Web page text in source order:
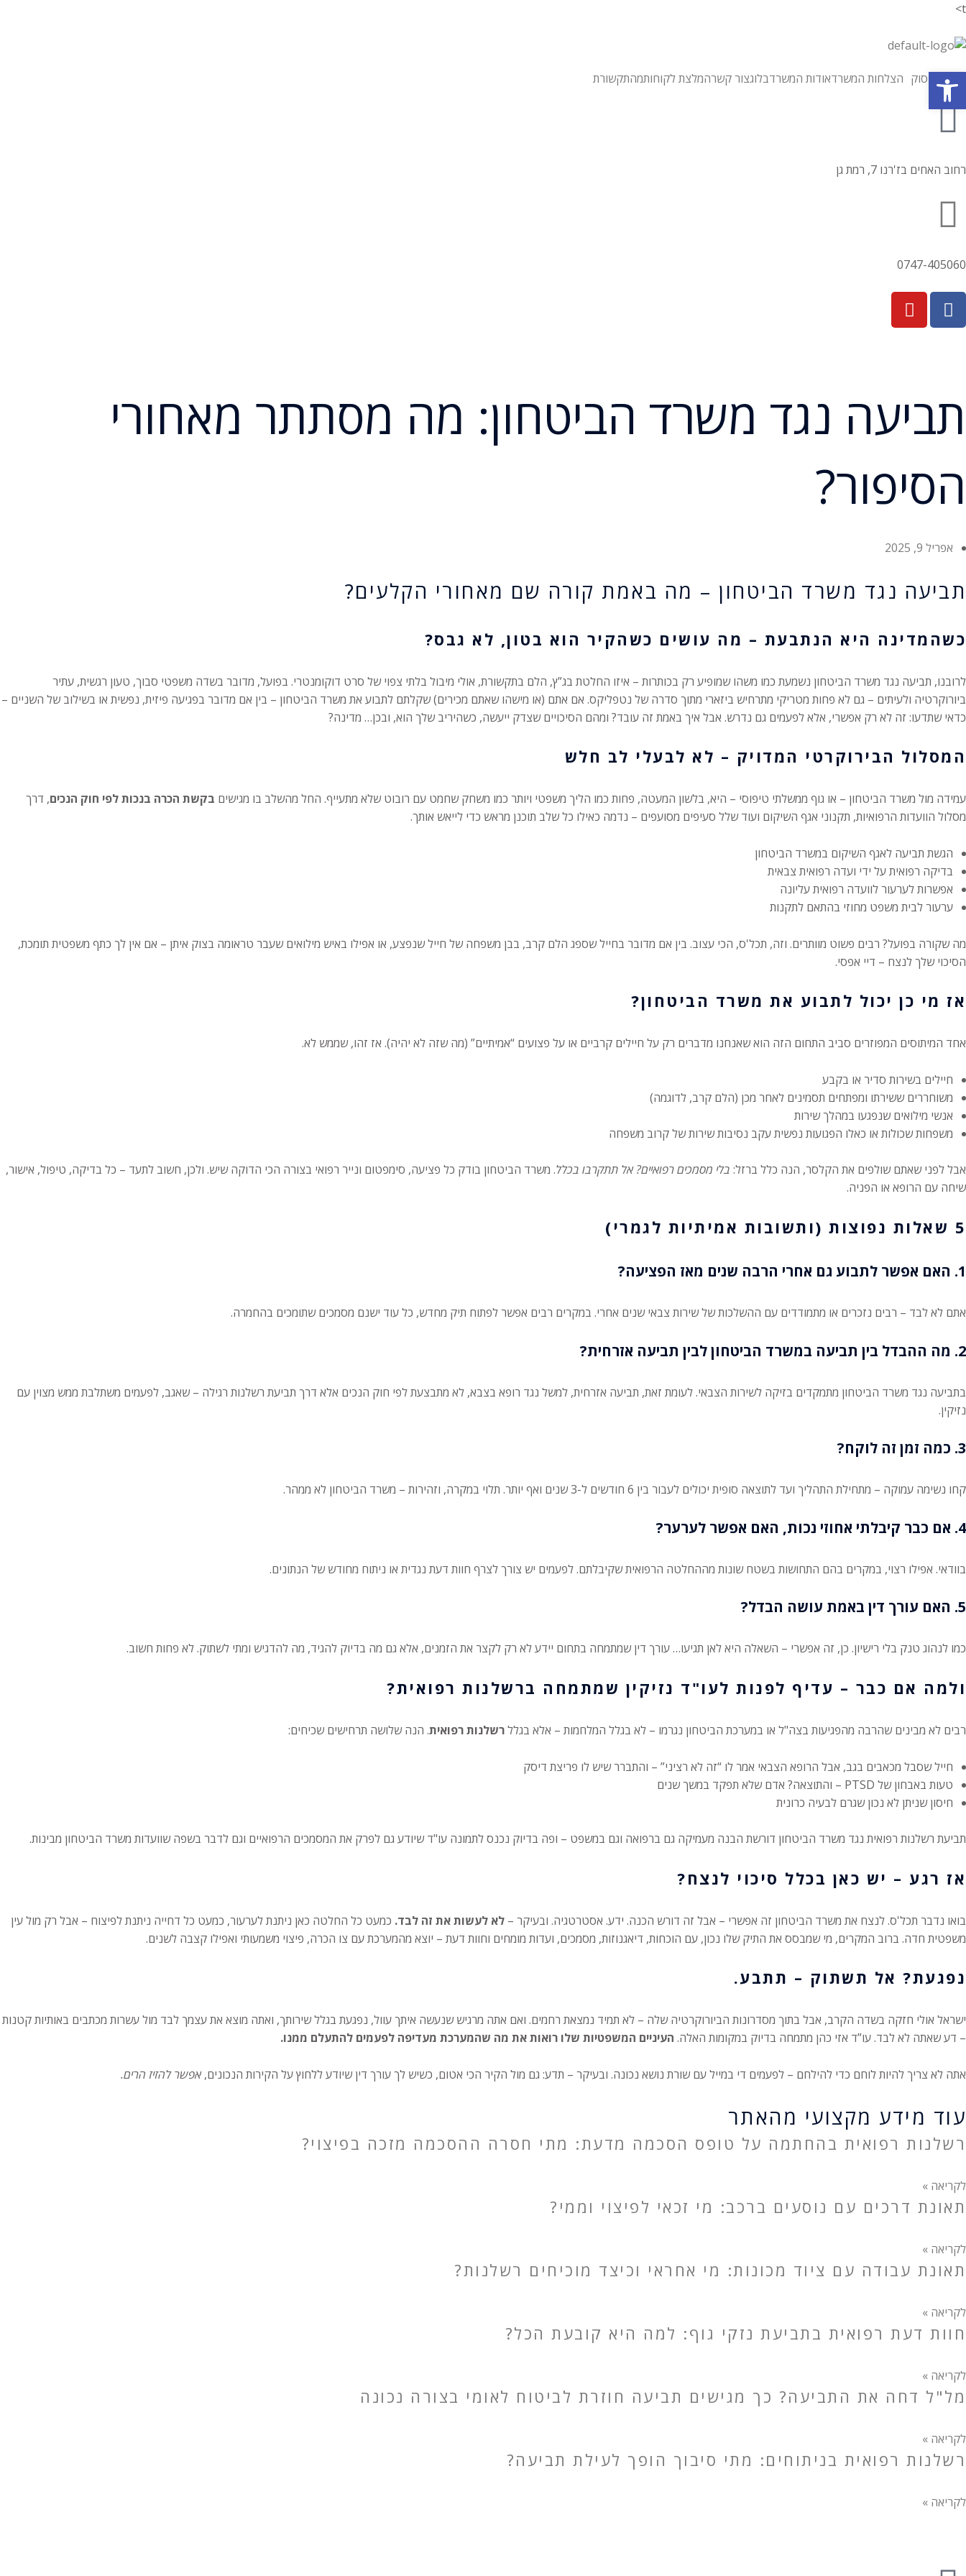
t>
תחומי עיסוק הצלחות המשרדאודות המשרדבלוגצור קשרהמלצת לקוחותמהתקשורת
רחוב האחים בז'רנו 7, רמת גן
0747-405060
תביעה נגד משרד הביטחון: מה מסתתר מאחורי
הסיפור?
אפריל 9, 2025
תביעה נגד משרד הביטחון – מה באמת קורה שם מאחורי הקלעים?
כשהמדינה היא הנתבעת – מה עושים כשהקיר הוא בטון, לא גבס?
לרובנו, תביעה נגד משרד הביטחון נשמעת כמו משהו שמופיע רק בכותרות – איזו החלטת בג”ץ, הלם בתקשורת, אולי מיבול בלתי צפוי של סרט דוקומנטרי. בפועל, מדובר בשדה משפטי סבוך, טעון רגשית, עתיר
ביורוקרטיה ולעיתים – גם לא פחות מטריקי מתרחיש ביזארי מתוך סדרה של נטפליקס. אם אתם (או מישהו שאתם מכירים) שקלתם לתבוע את משרד הביטחון – בין אם מדובר בפגיעה פיזית, נפשית או בשילוב של השניים –
כדאי שתדעו: זה לא רק אפשרי, אלא לפעמים גם נדרש. אבל איך באמת זה עובד? ומהם הסיכויים שצדק ייעשה, כשהיריב שלך הוא, ובכן… מדינה?
המסלול הבירוקרטי המדויק – לא לבעלי לב חלש
עמידה מול משרד הביטחון – או גוף ממשלתי טיפוסי – היא, בלשון המעטה, פחות כמו הליך משפטי ויותר כמו משחק שחמט עם רובוט שלא מתעייף. החל מהשלב בו מגישים בקשת הכרה בנכות לפי חוק הנכים, דרך
מסלול הוועדות הרפואיות, תקנוני אגף השיקום ועוד שלל סעיפים מסועפים – נדמה כאילו כל שלב תוכנן מראש כדי לייאש אותך.
הגשת תביעה לאגף השיקום במשרד הביטחון
בדיקה רפואית על ידי ועדה רפואית צבאית
אפשרות לערעור לוועדה רפואית עליונה
ערעור לבית משפט מחוזי בהתאם לתקנות
מה שקורה בפועל? רבים פשוט מוותרים. וזה, תכל'ס, הכי עצוב. בין אם מדובר בחייל שספג הלם קרב, בבן משפחה של חייל שנפצע, או אפילו באיש מילואים שעבר טראומה בצוק איתן – אם אין לך כתף משפטית תומכת,
הסיכוי שלך לנצח – דיי אפסי.
אז מי כן יכול לתבוע את משרד הביטחון?
אחד המיתוסים המפוזרים סביב התחום הזה הוא שאנחנו מדברים רק על חיילים קרביים או על פצועים “אמיתיים” (מה שזה לא יהיה). אז זהו, שממש לא.
חיילים בשירות סדיר או בקבע
משוחררים ששירתו ומפתחים תסמינים לאחר מכן (הלם קרב, לדוגמה)
אנשי מילואים שנפגעו במהלך שירות
משפחות שכולות או כאלו הפגועות נפשית עקב נסיבות שירות של קרוב משפחה
אבל לפני שאתם שולפים את הקלסר, הנה כלל ברזל: בלי מסמכים רפואיים? אל תתקרבו בכלל. משרד הביטחון בודק כל פציעה, סימפטום ונייר רפואי בצורה הכי הדוקה שיש. ולכן, חשוב לתעד – כל בדיקה, טיפול, אישור,
שיחה עם הרופא או הפניה.
5 שאלות נפוצות (ותשובות אמיתיות לגמרי)
1. האם אפשר לתבוע גם אחרי הרבה שנים מאז הפציעה?
אתם לא לבד – רבים נזכרים או מתמודדים עם ההשלכות של שירות צבאי שנים אחרי. במקרים רבים אפשר לפתוח תיק מחדש, כל עוד ישנם מסמכים שתומכים בהחמרה.
2. מה ההבדל בין תביעה במשרד הביטחון לבין תביעה אזרחית?
בתביעה נגד משרד הביטחון מתמקדים בזיקה לשירות הצבאי. לעומת זאת, תביעה אזרחית, למשל נגד רופא בצבא, לא מתבצעת לפי חוק הנכים אלא דרך תביעת רשלנות רגילה – שאגב, לפעמים משתלבת ממש מצוין עם
נזיקין.
3. כמה זמן זה לוקח?
קחו נשימה עמוקה – מתחילת התהליך ועד לתוצאה סופית יכולים לעבור בין 6 חודשים ל-3 שנים ואף יותר. תלוי במקרה, וזהירות – משרד הביטחון לא ממהר.
4. אם כבר קיבלתי אחוזי נכות, האם אפשר לערער?
בוודאי. אפילו רצוי, במקרים בהם התחושות בשטח שונות מההחלטה הרפואית שקיבלתם. לפעמים יש צורך לצרף חוות דעת נגדית או ניתוח מחודש של הנתונים.
5. האם עורך דין באמת עושה הבדל?
כמו לנהוג טנק בלי רישיון. כן, זה אפשרי – השאלה היא לאן תגיעו… עורך דין שמתמחה בתחום יידע לא רק לקצר את הזמנים, אלא גם מה בדיוק להגיד, מה להדגיש ומתי לשתוק. לא פחות חשוב.
ולמה אם כבר – עדיף לפנות לעו"ד נזיקין שמתמחה ברשלנות רפואית?
רבים לא מבינים שהרבה מהפגיעות בצה"ל או במערכת הביטחון נגרמו – לא בגלל המלחמות – אלא בגללרשלנות רפואית. הנה שלושה תרחישים שכיחים:
חייל שסבל מכאבים בגב, אבל הרופא הצבאי אמר לו “זה לא רציני” – והתברר שיש לו פריצת דיסק
טעות באבחון של PTSD – והתוצאה? אדם שלא תפקד במשך שנים
חיסון שניתן לא נכון שגרם לבעיה כרונית
תביעת רשלנות רפואית נגד משרד הביטחון דורשת הבנה מעמיקה גם ברפואה וגם במשפט – ופה בדיוק נכנס לתמונה עו"ד שיודע גם לפרק את המסמכים הרפואיים וגם לדבר בשפה שוועדות משרד הביטחון מבינות.
אז רגע – יש כאן בכלל סיכוי לנצח?
בואו נדבר תכל'ס. לנצח את משרד הביטחון זה אפשרי – אבל זה דורש הכנה. ידע. אסטרטגיה. ובעיקר – לא לעשות את זה לבד. כמעט כל החלטה כאן ניתנת לערעור, כמעט כל דחייה ניתנת לפיצוח – אבל רק מול עין
משפטית חדה. ברוב המקרים, מי שמבסס את התיק שלו נכון, עם הוכחות, דיאגנוזות, מסמכים, ועדות מומחים וחוות דעת – יוצא מהמערכת עם צו הכרה, פיצוי משמעותי ואפילו קצבה לשנים.
נפגעת? אל תשתוק – תתבע.
ישראל אולי חזקה בשדה הקרב, אבל בתוך מסדרונות הביורוקרטיה שלה – לא תמיד נמצאת רחמים. ואם אתה מרגיש שנעשה איתך עוול, נפגעת בגלל שירותך, ואתה מוצא את עצמך לבד מול עשרות מכתבים באותיות קטנות
– דע שאתה לא לבד. עו”ד אזי כהן מתמחה בדיוק במקומות האלה. העיניים המשפטיות שלו רואות את מה שהמערכת מעדיפה לפעמים להתעלם ממנו.
אתה לא צריך להיות לוחם כדי להילחם – לפעמים די במייל עם שורת נושא נכונה. ובעיקר – תדע: גם מול הקיר הכי אטום, כשיש לך עורך דין שיודע ללחוץ על הקירות הנכונים,אפשר להזיז הרים.
עוד מידע מקצועי מהאתר
רשלנות רפואית בהחתמה על טופס הסכמה מדעת: מתי חסרה ההסכמה מזכה בפיצוי?
לקריאה »
תאונת דרכים עם נוסעים ברכב: מי זכאי לפיצוי וממי?
לקריאה »
תאונת עבודה עם ציוד מכונות: מי אחראי וכיצד מוכיחים רשלנות?
לקריאה »
חוות דעת רפואית בתביעת נזקי גוף: למה היא קובעת הכל?
לקריאה »
מל"ל דחה את התביעה? כך מגישים תביעה חוזרת לביטוח לאומי בצורה נכונה
לקריאה »
רשלנות רפואית בניתוחים: מתי סיבוך הופך לעילת תביעה?
לקריאה »
פתח סרגל נגישות